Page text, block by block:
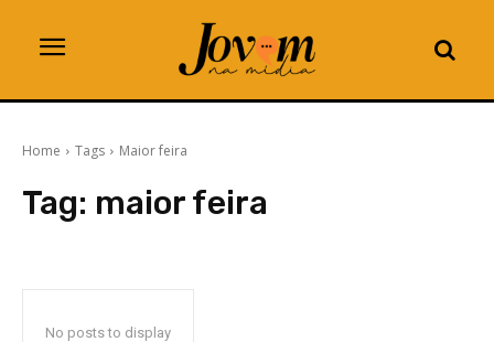
Home Tags Maior feira
Tag: maior feira
No posts to display